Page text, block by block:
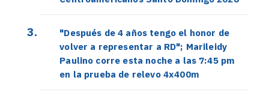
"Después de 4 años tengo el honor de
volver a representar a RD"; Marileidy
Paulino corre esta noche a las 7:45 pm
en la prueba de relevo 4x400m